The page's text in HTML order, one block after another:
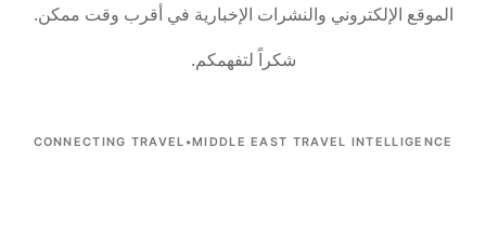
الموقع الإلكتروني والنشرات الإخبارية في أقرب وقت ممكن.
شكراً لتفهمكم.
CONNECTING TRAVEL •MIDDLE EAST TRAVEL INTELLIGENCE